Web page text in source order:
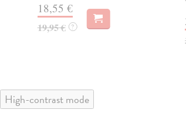
18,55 €
19,95 € ?
High-contrast mode